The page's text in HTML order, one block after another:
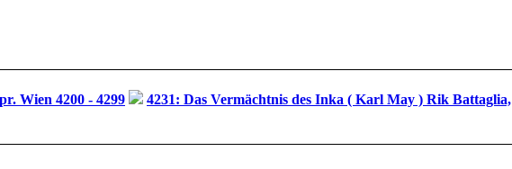
Wien 4200 - 4299
4231: Das Vermächtnis des Inka ( Karl May ) Rik Battaglia,